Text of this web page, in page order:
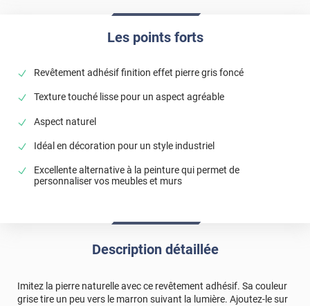
Les points forts
Revêtement adhésif finition effet pierre gris foncé
Texture touché lisse pour un aspect agréable
Aspect naturel
Idéal en décoration pour un style industriel
Excellente alternative à la peinture qui permet de
personnaliser vos meubles et murs
Description détaillée
Imitez la pierre naturelle avec ce revêtement adhésif. Sa couleur
grise tire un peu vers le marron suivant la lumière. Ajoutez-le sur